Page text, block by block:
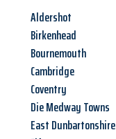
Aldershot
Birkenhead
Bournemouth
Cambridge
Coventry
Die Medway Towns
East Dunbartonshire